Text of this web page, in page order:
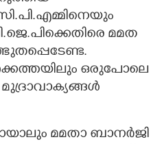
മമത
ഒരുപോലെ
മമതാ ബാനർജി